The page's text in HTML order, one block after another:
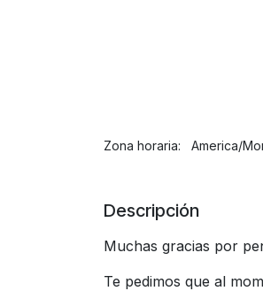
Zona horaria:
Descripción
Muchas gracias por
Te pedimos que al